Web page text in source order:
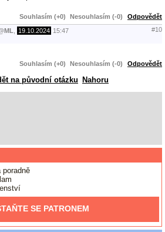
Souhlasím (+0) Nesouhlasím (-0) Odpovědět
ML 19.10.2024 15:47 #10
Souhlasím (+0) Nesouhlasím (-0) Odpovědět
na původní otázku Nahoru
poradně
SE PATRONEM